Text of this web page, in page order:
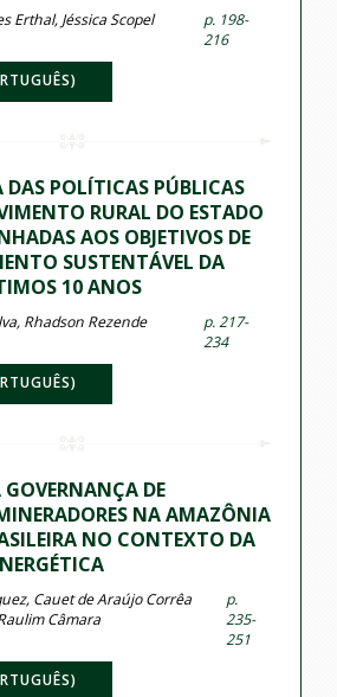
Erthal, Jéssica Scopel
p. 198-
216
DAS POLÍTICAS PÚBLICAS
RURAL DO ESTADO
AOS OBJETIVOS DE
SUSTENTÁVEL DA
10 ANOS
Rhadson Rezende
p. 217-
234
GOVERNANÇA DE
NA AMAZÔNIA
NO CONTEXTO DA
Cauet de Araújo Corrêa
Câmara
p.
235-
251